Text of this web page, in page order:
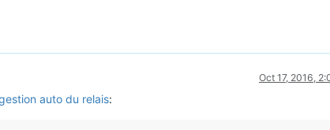
Oct 17, 2016,
auto du relais: